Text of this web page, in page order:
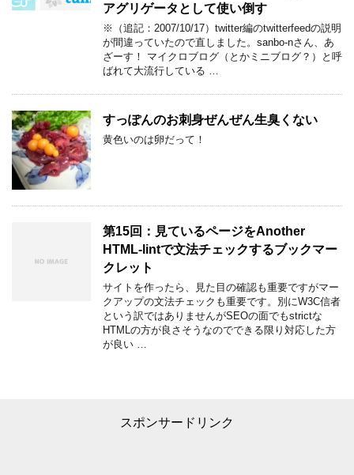
アグリゲータとして使い倒す
※（追記：2007/10/17）twitter編のtwitterfeedの説明
が間違っていたので直しました。sanbo-nさん、あ
ざーす！ マイクロブログ（とかミニブログ？）と呼
ばれて大流行している …
すっぽんのお刺身ぜんぜん生臭くない
黄色いのは卵だって！
第15回：見ているページをAnother
HTML-lintで文法チェックするブックマー
クレット
サイトを作ったら、見た目の確認も重要ですがマー
クアップの文法チェックも重要です。別にW3C信者
という訳ではありませんがSEOの面でもstrictな
HTMLの方が良さそうなのでできる限り対応した方
が良い …
スポンサードリンク